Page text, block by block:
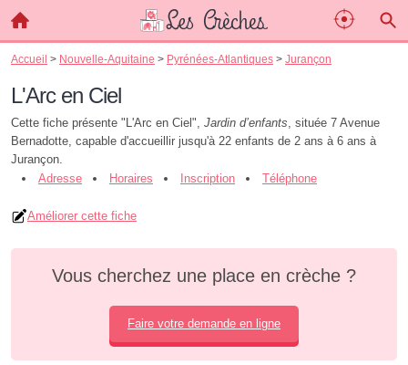
Accueil > Nouvelle-Aquitaine > Pyrénées-Atlantiques > Jurançon
L'Arc en Ciel
Cette fiche présente "L'Arc en Ciel", Jardin d’enfants, située 7 Avenue
Bernadotte, capable d'accueillir jusqu'à 22 enfants de 2 ans à 6 ans à
Jurançon.
Adresse
Horaires Inscription Téléphone
Améliorer cette fiche
Vous cherchez une place en crèche ?
Faire votre demande en ligne